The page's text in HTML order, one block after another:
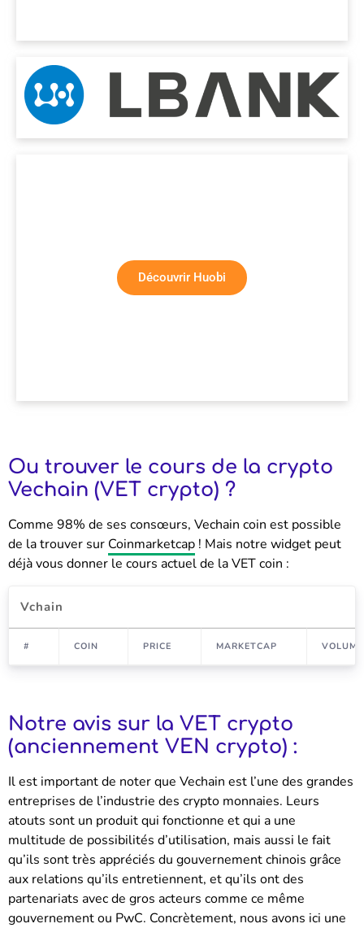
Découvrir Huobi
Ou trouver le cours de la crypto
Vechain (VET crypto) ?
Comme 98% de ses consœurs, Vechain coin est possible
de la trouver sur Coinmarketcap ! Mais notre widget peut
déjà vous donner le cours actuel de la VET coin :
Vchain
# COIN PRICE MARKETCAP
Notre avis sur la VET crypto
(anciennement VEN crypto) :
Il est important de noter que Vechain est l’une des grandes
entreprises de l’industrie des crypto monnaies. Leurs
atouts sont un produit qui fonctionne et qui a une
multitude de possibilités d’utilisation, mais aussi le fait
qu’ils sont très appréciés du gouvernement chinois grâce
aux relations qu’ils entretiennent, et qu’ils ont des
partenariats avec de gros acteurs comme ce même
gouvernement ou PwC. Concrètement, nous avons ici une